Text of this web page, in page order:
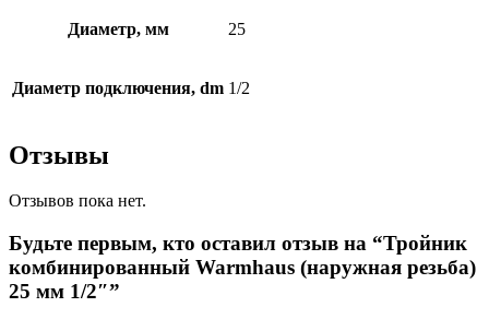
Диаметр, мм 25
Диаметр подключения, dm 1/2
Отзывы
Отзывов пока нет.
Будьте первым, кто оставил отзыв на “Тройник
комбинированный Warmhaus (наружная резьба)
25 мм 1/2″”